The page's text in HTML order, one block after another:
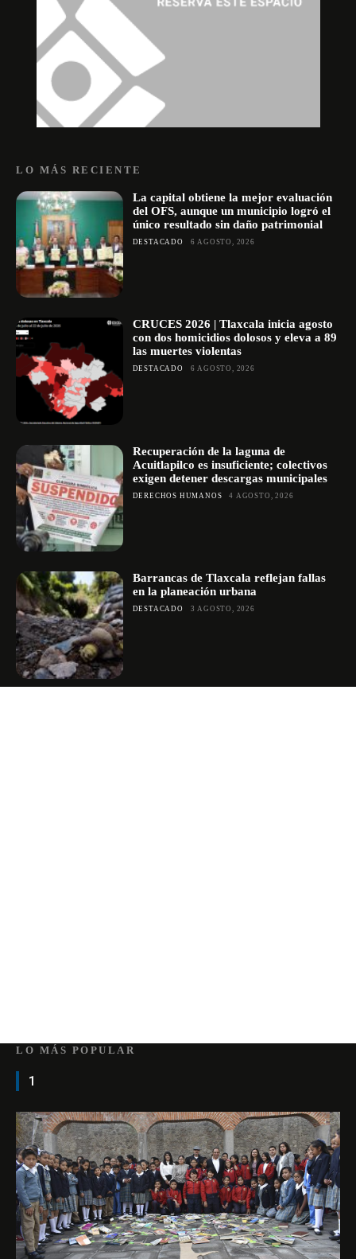
LO MÁS RECIENTE
La capital obtiene la mejor evaluación
del OFS, aunque un municipio logró el
único resultado sin daño patrimonial
DESTACADO 6 AGOSTO, 2026
CRUCES 2026 | Tlaxcala inicia agosto
con dos homicidios dolosos y eleva a 89
las muertes violentas
DESTACADO 6 AGOSTO, 2026
Recuperación de la laguna de
Acuitlapilco es insuficiente; colectivos
exigen detener descargas municipales
DERECHOS HUMANOS 4 AGOSTO, 2026
Barrancas de Tlaxcala reflejan fallas
en la planeación urbana
DESTACADO 3 AGOSTO, 2026
LO MÁS POPULAR
1